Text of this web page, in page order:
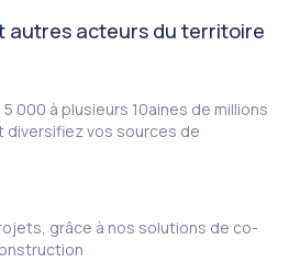
autres acteurs du territoire
000 à plusieurs 10aines de millions
vos sources de
grâce à nos solutions de co-